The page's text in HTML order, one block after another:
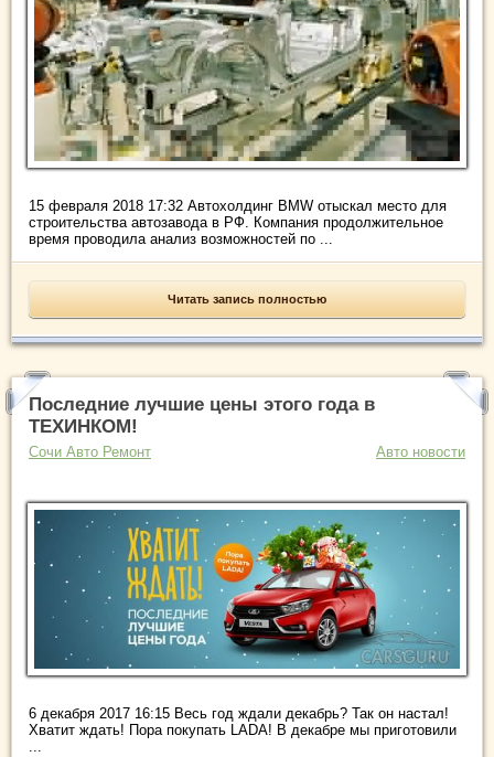
15 февраля 2018 17:32 Автохолдинг BMW отыскал место для
строительства автозавода в РФ. Компания продолжительное
время проводила анализ возможностей по ...
Читать запись полностью
Последние лучшие цены этого года в
ТЕХИНКОМ!
Сочи Авто Ремонт Авто новости
6 декабря 2017 16:15 Весь год ждали декабрь? Так он настал!
Хватит ждать! Пора покупать LADA! В декабре мы приготовили
...